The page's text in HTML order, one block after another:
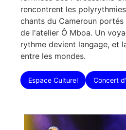
rencontrent les
chants du Cameroun
de l'atelier Ô Mboa. Un
rythme devient langage, et
entre les mondes.
Espace Culturel Concert